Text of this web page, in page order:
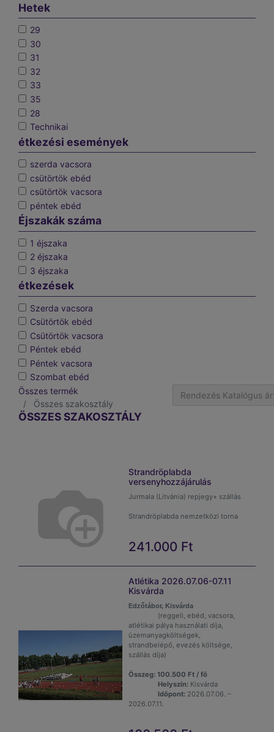
Hetek
29
30
31
32
33
35
28
Technikai
étkezési események
szerda vacsora
csütörtök ebéd
csütörtök vacsora
péntek ebéd
Éjszakák száma
1 éjszaka
2 éjszaka
3 éjszaka
étkezések
Szerda vacsora
Csütörtök ebéd
Csütörtök vacsora
Péntek ebéd
Péntek vacsora
Szombat ebéd
Összes termék
Összes szakosztály
ÖSSZES SZAKOSZTÁLY
Rendezés Katalógus
Strandröplabda
versenyhozzájárulás
Jurmala (Litvánia) repjegy+ szállás
Strandröplabda nemzetközi torna
241.000 Ft
Atlétika 2026.07.06-07.11
Kisvárda
Edzőtábor, Kisvárda
(reggeli, ebéd, vacsora,
atlétikai pálya használati díja,
üzemanyagköltségek,
strandbelépő, evezés költsége,
szállás díja)
Összeg: 100.500 Ft / fő
Helyszín: Kisvárda
Időpont: 2026.07.06. –
2026.07.11.